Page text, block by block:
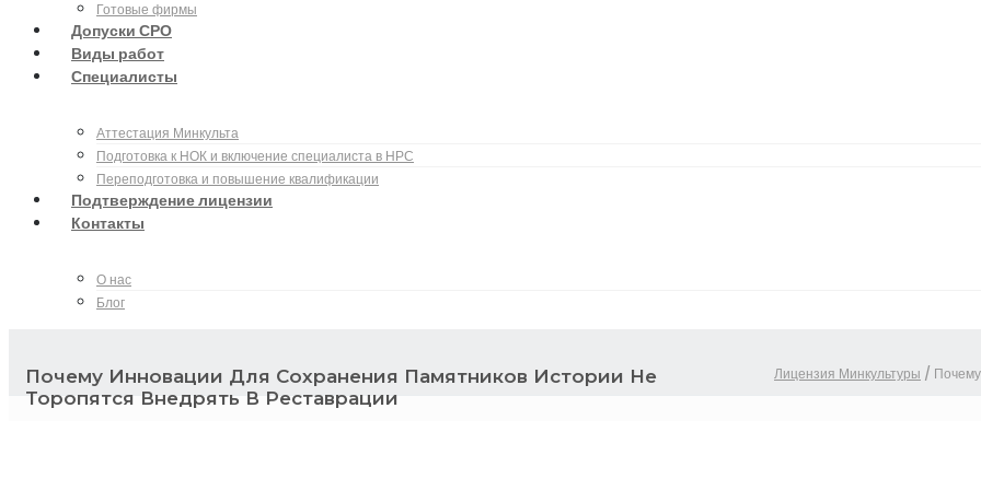
Готовые фирмы
Допуски СРО
Виды работ
Специалисты
Аттестация Минкульта
Подготовка к НОК и включение специалиста в НРС
Переподготовка и повышение квалификации
Подтверждение лицензии
Контакты
О нас
Блог
Почему Инновации Для Сохранения Памятников Истории Не
Торопятся Внедрять В Реставрации
Лицензия Минкультуры /